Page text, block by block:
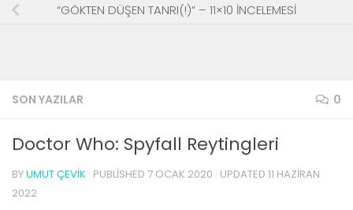
SON YAZILAR 0
Doctor Who: Spyfall Reytingleri
BYUMUT ÇEVIK · PUBLISHED 7 OCAK 2020 · UPDATED 11 HAZIRAN
2022
“GÖKTEN DÜŞEN TANRI(!)” – 11×10 İNCELEMESİ